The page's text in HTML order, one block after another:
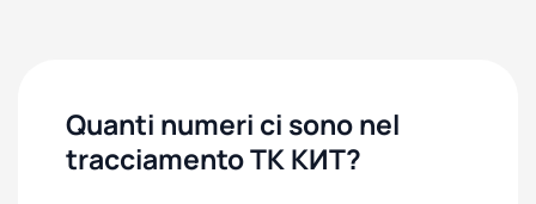
Quanti numeri ci sono nel
tracciamento ТК КИТ?